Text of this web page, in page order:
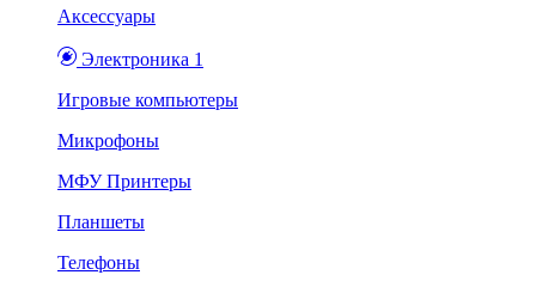
Аксессуары
Электроника 1
Игровые компьютеры
Микрофоны
МФУ Принтеры
Планшеты
Телефоны